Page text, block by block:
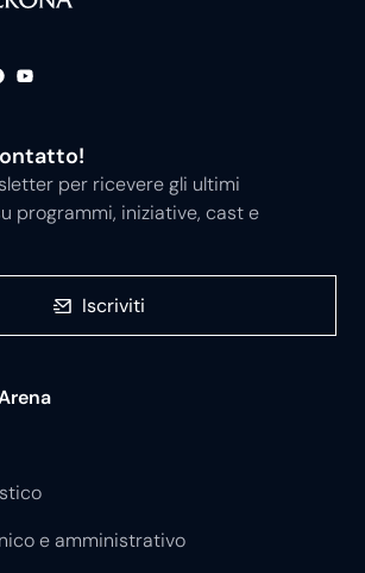
per ricevere gli ultimi
programmi, iniziative, cast e
Iscriviti
e amministrativo